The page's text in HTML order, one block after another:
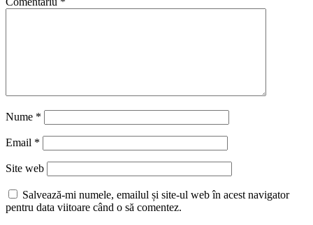
Nume *
Email *
Site web
Salvează-mi numele, emailul și site-ul web în acest navigator
pentru data viitoare când o să comentez.